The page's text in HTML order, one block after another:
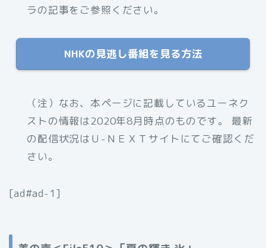
ラの記事をご参照ください。
NHKの見逃し番組を見る方法
（注）なお、本ページに記載しているユーネク
ストの情報は2020年8月時点のものです。 最新
の配信状況はＵ-ＮＥＸＴサイトにてご確認くだ
さい。
[ad#ad-1]